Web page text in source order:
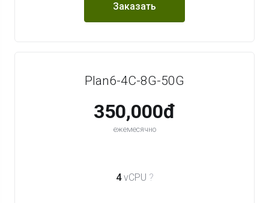
Заказать
Plan6-4C-8G-50G
350,000đ
ежемесячно
4vCPU ?